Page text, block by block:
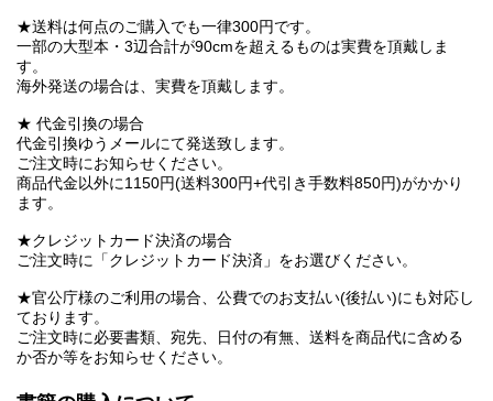
★送料は何点のご購入でも一律300円です。
一部の大型本・3辺合計が90cmを超えるものは実費を頂戴しま
す。
海外発送の場合は、実費を頂戴します。
★ 代金引換の場合
代金引換ゆうメールにて発送致します。
ご注文時にお知らせください。
商品代金以外に1150円(送料300円+代引き手数料850円)がかかり
ます。
★クレジットカード決済の場合
ご注文時に「クレジットカード決済」をお選びください。
★官公庁様のご利用の場合、公費でのお支払い(後払い)にも対応し
ております。
ご注文時に必要書類、宛先、日付の有無、送料を商品代に含める
か否か等をお知らせください。